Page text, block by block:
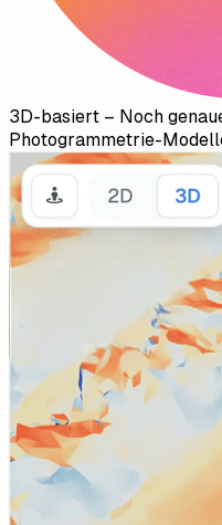
3D-basiert – Noch
Photogrammetrie-